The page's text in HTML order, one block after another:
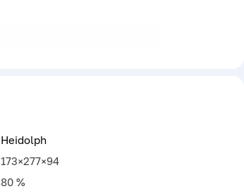
Heidolph
173×277×94
80 %